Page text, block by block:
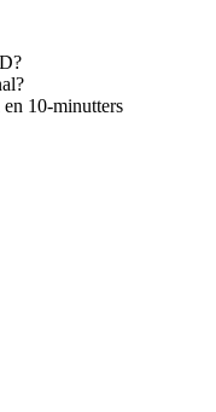
10-minutters